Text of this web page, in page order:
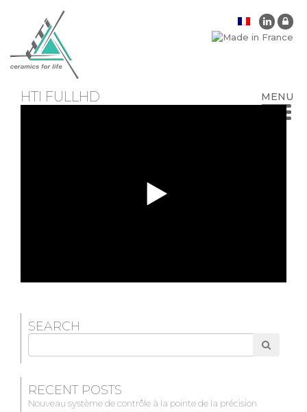
HTI FULLHD
SEARCH
Search
RECENT POSTS
Nouveau système de contrôle à la pointe de la précision